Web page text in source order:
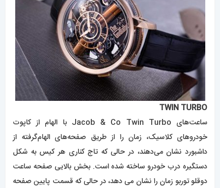
TWIN TURBO
ساعت‌های Jacob & Co Twin Turbo با الهام از کاپوت
خودروهای کلاسیک، زمان را از طریق صفحه‌های الهام‌گرفته از
داشبورد نشان می‌دهند، در حالی که تاج کناری هر کیس به شکل
دستگیره درب خودرو ساخته شده است. بخش بالایی صفحه ساعت
دوقلو توربو زمان را نشان می دهد، در حالی که قسمت پایین صفحه